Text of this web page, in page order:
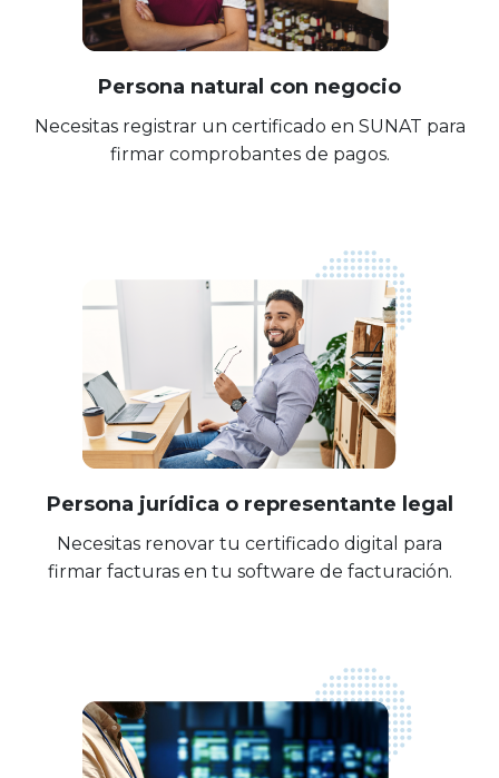
Persona natural con negocio
Necesitas registrar un certificado en SUNAT para
firmar comprobantes de pagos.
Persona jurídica o representante legal
Necesitas renovar tu certificado digital para
firmar facturas en tu software de facturación.